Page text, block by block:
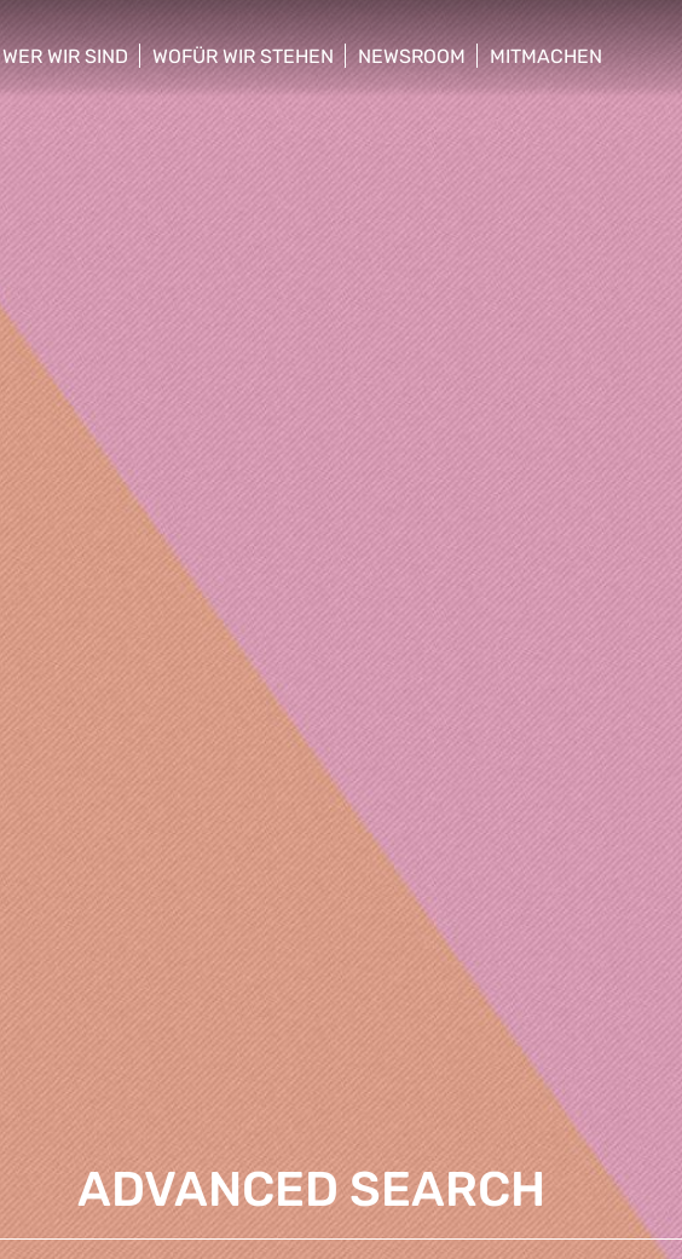
WER WIR SIND
show/hide sub menu
WOFÜR WIR STEHEN
show/hide sub menu
NEWSROOM
show/hide sub menu
MITMACHEN
show/hide sub menu
ADVANCED SEARCH